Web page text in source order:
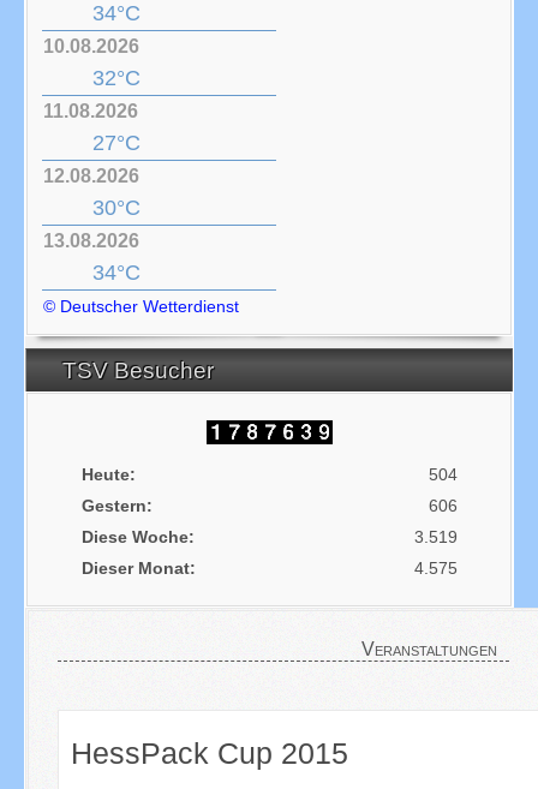
34°C
10.08.2026
32°C
11.08.2026
27°C
12.08.2026
30°C
13.08.2026
34°C
© Deutscher Wetterdienst
TSV Besucher
Heute:
504
Gestern:
606
Diese Woche:
3.519
Dieser Monat:
4.575
Veranstaltungen
HessPack Cup 2015